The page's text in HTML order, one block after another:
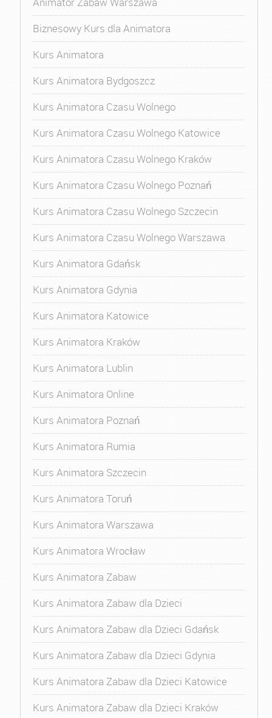
Biznesowy Kurs dla Animatora
Kurs Animatora
Kurs Animatora Bydgoszcz
Kurs Animatora Czasu Wolnego
Kurs Animatora Czasu Wolnego Katowice
Kurs Animatora Czasu Wolnego Kraków
Kurs Animatora Czasu Wolnego Poznań
Kurs Animatora Czasu Wolnego Szczecin
Kurs Animatora Czasu Wolnego Warszawa
Kurs Animatora Gdańsk
Kurs Animatora Gdynia
Kurs Animatora Katowice
Kurs Animatora Kraków
Kurs Animatora Lublin
Kurs Animatora Online
Kurs Animatora Poznań
Kurs Animatora Rumia
Kurs Animatora Szczecin
Kurs Animatora Toruń
Kurs Animatora Warszawa
Kurs Animatora Wrocław
Kurs Animatora Zabaw
Kurs Animatora Zabaw dla Dzieci
Kurs Animatora Zabaw dla Dzieci Gdańsk
Kurs Animatora Zabaw dla Dzieci Gdynia
Kurs Animatora Zabaw dla Dzieci Katowice
Kurs Animatora Zabaw dla Dzieci Kraków